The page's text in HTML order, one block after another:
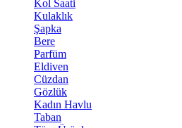
Kol Saati
Kulaklık
Şapka
Bere
Parfüm
Eldiven
Cüzdan
Gözlük
Kadın Havlu
Taban